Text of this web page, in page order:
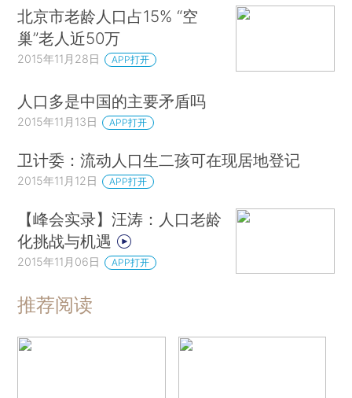
北京市老龄人口占15% “空
巢”老人近50万
2015年11月28日 APP打开
人口多是中国的主要矛盾吗
2015年11月13日 APP打开
卫计委：流动人口生二孩可在现居地登记
2015年11月12日 APP打开
【峰会实录】汪涛：人口老龄
化挑战与机遇
2015年11月06日 APP打开
推荐阅读